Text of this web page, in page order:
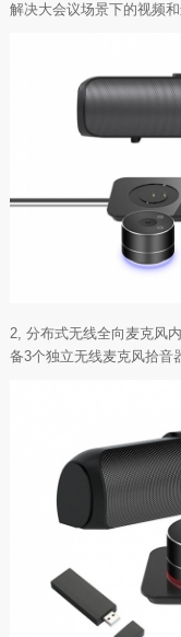
解决大会议场景下的视频
2, 分布式无线全向麦克风
备3个独立无线麦克风拾音